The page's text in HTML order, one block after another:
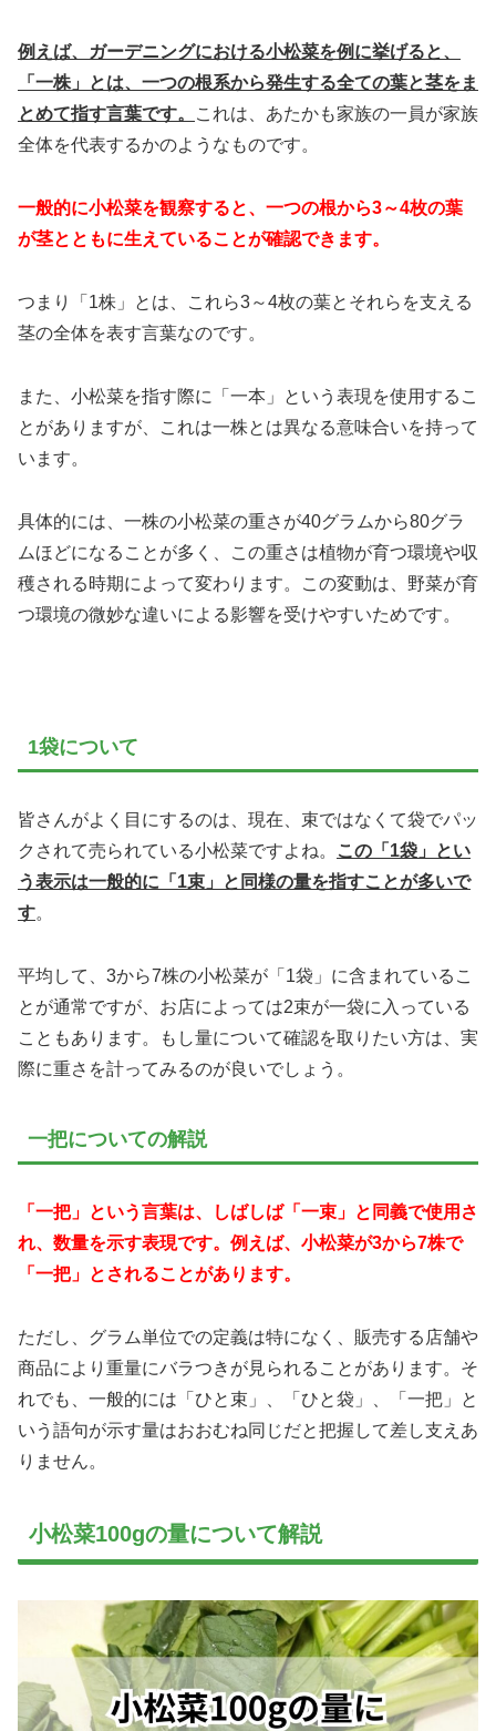
例えば、ガーデニングにおける小松菜を例に挙げると、
「一株」とは、一つの根系から発生する全ての葉と茎をま
とめて指す言葉です。
これは、あたかも家族の一員が家族
全体を代表するかのようなものです。
一般的に小松菜を観察すると、一つの根から3～4枚の葉
が茎とともに生えていることが確認できます。
つまり「1株」とは、これら3～4枚の葉とそれらを支える
茎の全体を表す言葉なのです。
また、小松菜を指す際に「一本」という表現を使用するこ
とがありますが、これは一株とは異なる意味合いを持って
います。
具体的には、一株の小松菜の重さが40グラムから80グラ
ムほどになることが多く、この重さは植物が育つ環境や収
穫される時期によって変わります。この変動は、野菜が育
つ環境の微妙な違いによる影響を受けやすいためです。
1袋について
皆さんがよく目にするのは、現在、束ではなくて袋でパッ
クされて売られている小松菜ですよね。
この「1袋」とい
う表示は一般的に「1束」と同様の量を指すことが多いで
す。
平均して、3から7株の小松菜が「1袋」に含まれているこ
とが通常ですが、お店によっては2束が一袋に入っている
こともあります。もし量について確認を取りたい方は、実
際に重さを計ってみるのが良いでしょう。
一把についての解説
「一把」という言葉は、しばしば「一束」と同義で使用さ
れ、数量を示す表現です。例えば、小松菜が3から7株で
「一把」とされることがあります。
ただし、グラム単位での定義は特になく、販売する店舗や
商品により重量にバラつきが見られることがあります。そ
れでも、一般的には「ひと束」、「ひと袋」、「一把」と
いう語句が示す量はおおむね同じだと把握して差し支えあ
りません。
小松菜100gの量について解説